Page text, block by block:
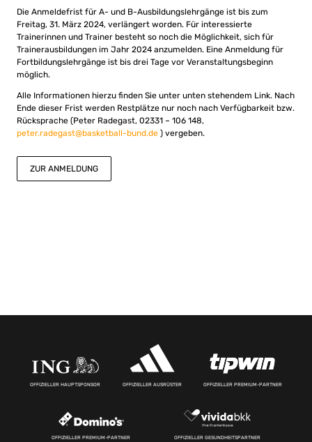
Die Anmeldefrist für A- und B-Ausbildungslehrgänge ist bis zum
Freitag, 31. März 2024, verlängert worden. Für interessierte
Trainerinnen und Trainer besteht so noch die Möglichkeit, sich für
Trainerausbildungen im Jahr 2024 anzumelden. Eine Anmeldung für
Fortbildungslehrgänge ist bis drei Tage vor Veranstaltungsbeginn
möglich.
Alle Informationen hierzu finden Sie unter unten stehendem Link. Nach
Ende dieser Frist werden Restplätze nur noch nach Verfügbarkeit bzw.
Rücksprache (Peter Radegast, 02331 – 106 148,
peter.radegast@basketball-bund.de ) vergeben.
ZUR ANMELDUNG
OFFIZIELLER HAUPTSPONSOR OFFIZIELLER AUSRÜSTER OFFIZIELLER PREMIUM-PARTNER
OFFIZIELLER PREMIUM-PARTNER OFFIZIELLER GESUNDHEITSPARTNER